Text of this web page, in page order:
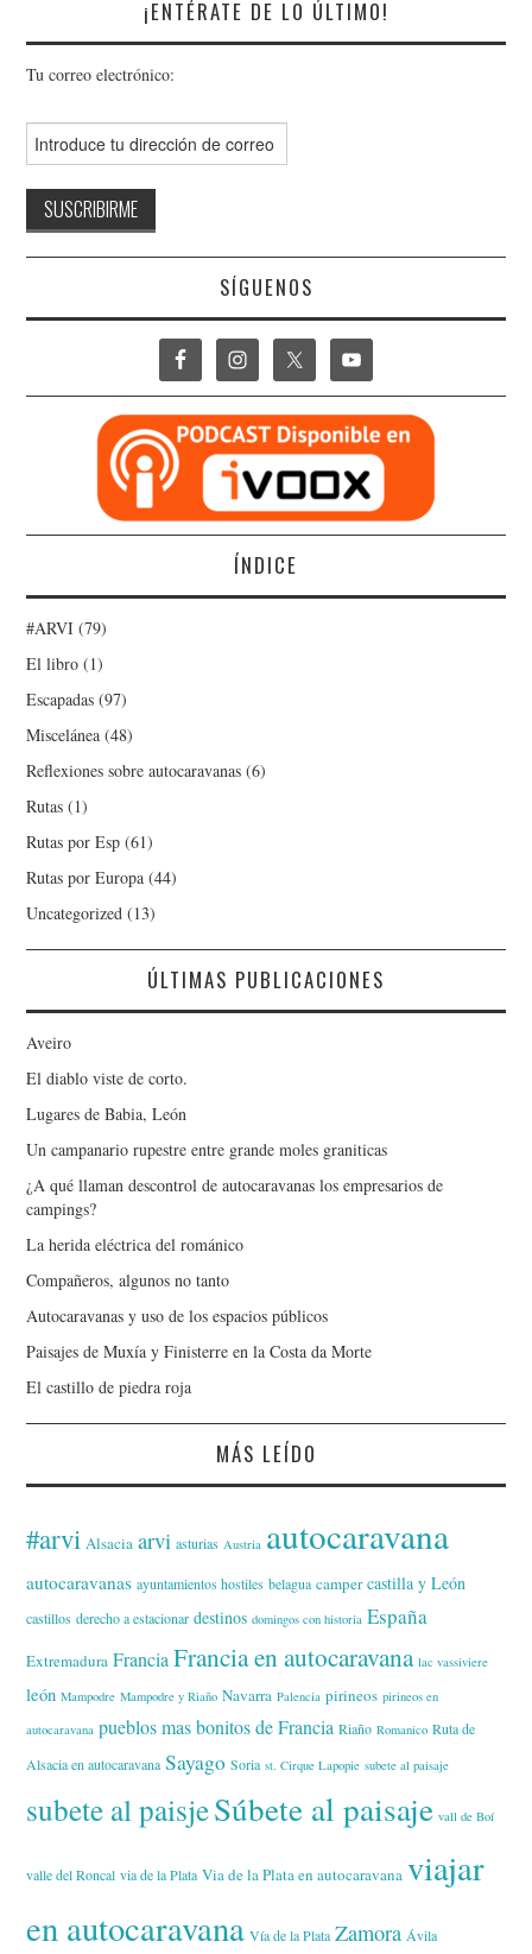
¡ENTÉRATE DE LO ÚLTIMO!
Tu correo electrónico:
SÍGUENOS
ÍNDICE
#ARVI (79)
El libro (1)
Escapadas (97)
Miscelánea (48)
Reflexiones sobre autocaravanas (6)
Rutas (1)
Rutas por Esp (61)
Rutas por Europa (44)
Uncategorized (13)
ÚLTIMAS PUBLICACIONES
Aveiro
El diablo viste de corto.
Lugares de Babia, León
Un campanario rupestre entre grande moles graniticas
¿A qué llaman descontrol de autocaravanas los empresarios de
campings?
La herida eléctrica del románico
Compañeros, algunos no tanto
Autocaravanas y uso de los espacios públicos
Paisajes de Muxía y Finisterre en la Costa da Morte
El castillo de piedra roja
MÁS LEÍDO
#arvi Alsacia arvi asturias Austria autocaravana
autocaravanas ayuntamientos hostiles belagua camper castilla y León
castillos derecho a estacionar destinos domingos con historia España
Extremadura Francia Francia en autocaravana lac vassiviere
león Mampodre Mampodre y Riaño Navarra Palencia pirineos pirineos en
autocaravana pueblos mas bonitos de Francia Riaño Romanico Ruta de
Alsacia en autocaravana Sayago Soria st. Cirque Lapopie subete al paisaje
subete al paisjeSúbete al paisaje vall de Boí
valle del Roncal via de la Plata Via de la Plata en autocaravana viajar
en autocaravana Vía de la Plata Zamora Ávila